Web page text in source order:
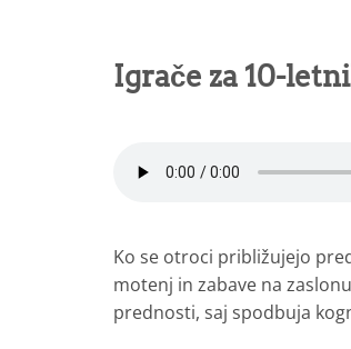
Igrače za 10-
Ko se otroci približujejo
motenj in zabave na
prednosti, saj spodbuja